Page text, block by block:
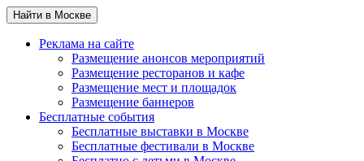
Найти в Москве
Реклама на сайте
Размещение анонсов мероприятий
Размещение ресторанов и кафе
Размещение мест и площадок
Размещение баннеров
Бесплатные события
Бесплатные выставки в Москве
Бесплатные фестивали в Москве